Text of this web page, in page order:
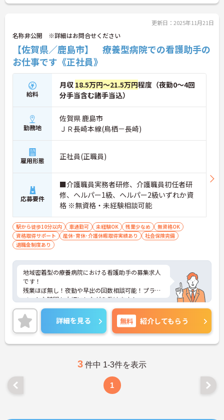
更新日：2025年11月21日
名称非公開 ※詳細はお問合せください
【佐賀県／鹿島市】 療養型病院での看護助手の
お仕事です《正社員》
給料
月収 18.5万円～21.5万円程度（夜勤0～4回
分手当含む諸手当込）
勤務地
佐賀県 鹿島市
ＪＲ長崎本線(鳥栖－長崎)
雇用形態 正社員(正職員)
応募要件
■介護職員実務者研修、介護職員初任者研
修、ヘルパー1級、ヘルパー2級いずれか資
格 ※無資格・未経験相談可能
駅から徒歩10分以内 車通勤可 未経験OK 残業少なめ
無資格OK
資格取得サポート
産休･育休･介護休暇取得実績あり
社会保険完備
退職金制度あり
地域密着型の療養病院における看護助手の募集求人
です！
残業ほぼ無し！夜勤や早出の回数相談可能！プライ
ベートな時間も大切にしながら働けます！
ご興味ある方には、面接のポイントなど、さらに詳
細をお話致しますのでお気軽にご相談ください。
詳細を見る 無料 紹介してもらう
3 件中 1-3件を表示
1